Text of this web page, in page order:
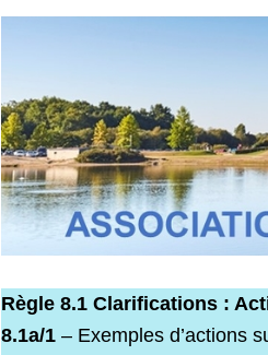
Règle 8.1 Clarifications :
8.1a/1 – Exemples d’actions